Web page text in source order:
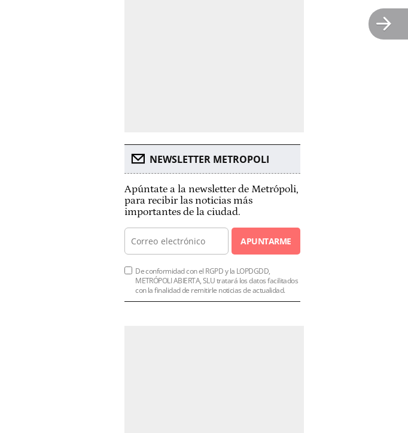
NEWSLETTER METROPOLI
Apúntate a la newsletter de Metrópoli,
para recibir las noticias más
importantes de la ciudad.
APUNTARME
De conformidad con el RGPD y la LOPDGDD,
METRÓPOLI ABIERTA, SLU tratará los datos facilitados
con la finalidad de remitirle noticias de actualidad.